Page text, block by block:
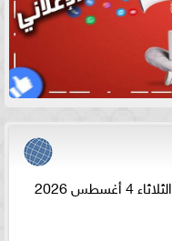
أسعار الذهب اليوم الثلاثاء 4 أغسطس 2026